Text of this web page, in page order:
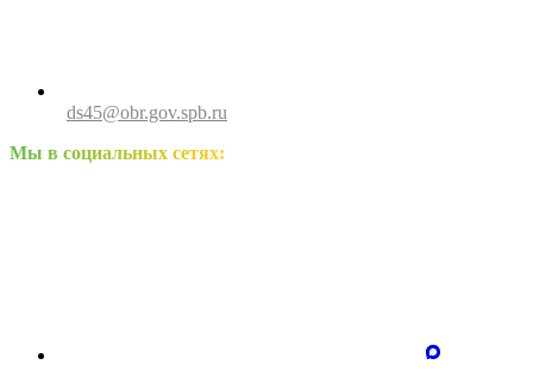
ds45@obr.gov.spb.ru
Мы в социальных сетях: